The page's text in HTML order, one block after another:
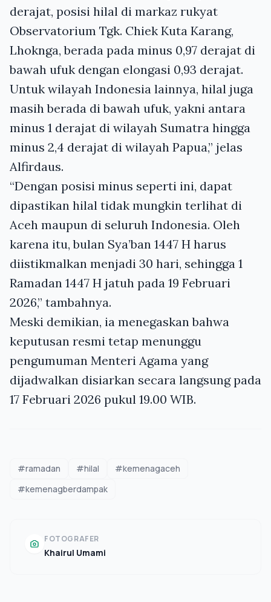
derajat, posisi hilal di markaz rukyat
Observatorium Tgk. Chiek Kuta Karang,
Lhoknga, berada pada minus 0,97 derajat di
bawah ufuk dengan elongasi 0,93 derajat.
Untuk wilayah Indonesia lainnya, hilal juga
masih berada di bawah ufuk, yakni antara
minus 1 derajat di wilayah Sumatra hingga
minus 2,4 derajat di wilayah Papua,” jelas
Alfirdaus.
“Dengan posisi minus seperti ini, dapat
dipastikan hilal tidak mungkin terlihat di
Aceh maupun di seluruh Indonesia. Oleh
karena itu, bulan Sya’ban 1447 H harus
diistikmalkan menjadi 30 hari, sehingga 1
Ramadan 1447 H jatuh pada 19 Februari
2026,” tambahnya.
Meski demikian, ia menegaskan bahwa
keputusan resmi tetap menunggu
pengumuman Menteri Agama yang
dijadwalkan disiarkan secara langsung pada
17 Februari 2026 pukul 19.00 WIB.
#ramadan #hilal
#kemenagaceh
#kemenagberdampak
FOTOGRAFER
Khairul Umami